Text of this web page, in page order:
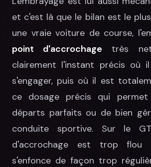
et c'est là que le bilan est le
une vraie voiture de course,
point d'accrochage très
clairement l'instant précis où
s'engager, puis où il est
ce dosage précis qui
départs parfaits ou de bien
conduite sportive. Sur le
d'accrochage est trop
s'enfonce de façon trop